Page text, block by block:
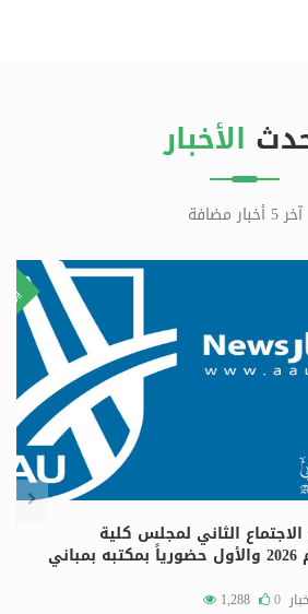
الأخبار
آخر 5 أخبار مضافة
الثاني لمجلس كلية
الدراسات العليا للعام 2026 والأول حضورياً بمكتبه بمباني
0
1,288